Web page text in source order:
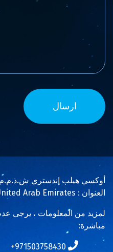
أوكسي هيلب إندستري ش.ذ.م.م
العنوان : Abu Dhabi , Yas Island , United Arab Emirates
لمزيد من المعلومات ، يرجى
مباشرة: